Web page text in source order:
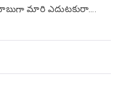
మారి ఎదుటకురా….